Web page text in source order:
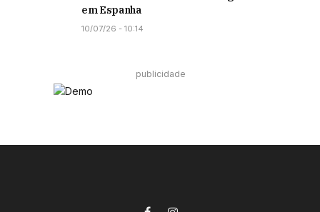
em Espanha
10/07/26 - 10:14
publicidade